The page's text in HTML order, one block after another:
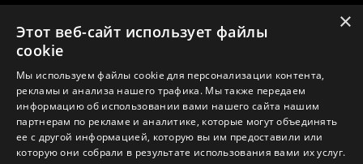
ГДЕ КУПИТЬ
×
Этот веб-сайт использует файлы
cookie
Мы используем файлы cookie для персонализации контента,
рекламы и анализа нашего трафика. Мы также передаем
информацию об использовании вами нашего сайта нашим
партнерам по рекламе и аналитике, которые могут объединять
ее с другой информацией, которую вы им предоставили или
которую они собрали в результате использования вами их услуг.